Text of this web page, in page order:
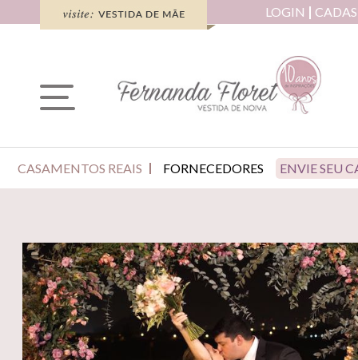
LOGIN
CASAMENTOS REAIS FORNECEDORES ENVIE SEU